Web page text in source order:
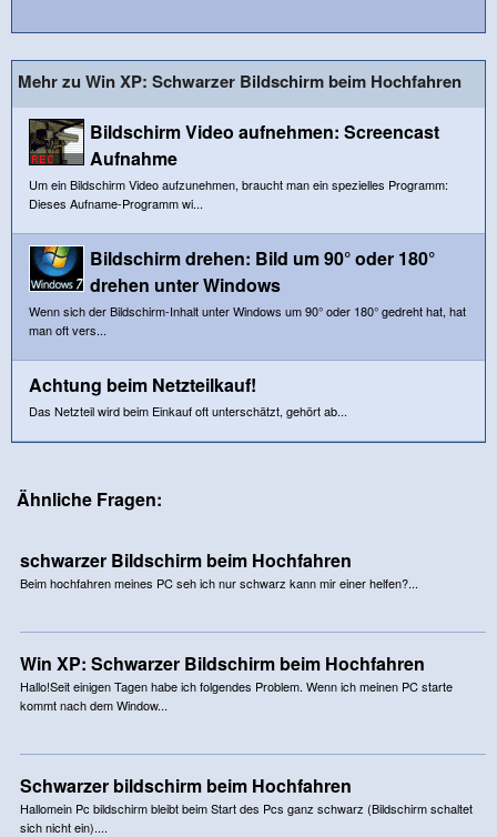
Mehr zu Win XP: Schwarzer Bildschirm beim Hochfahren
Bildschirm Video aufnehmen: Screencast
Aufnahme
Um ein Bildschirm Video aufzunehmen, braucht man ein spezielles Programm:
Dieses Aufname-Programm wi...
Bildschirm drehen: Bild um 90° oder 180°
drehen unter Windows
Wenn sich der Bildschirm-Inhalt unter Windows um 90° oder 180° gedreht hat, hat
man oft vers...
Achtung beim Netzteilkauf!
Das Netzteil wird beim Einkauf oft unterschätzt, gehört ab...
Ähnliche Fragen:
schwarzer Bildschirm beim Hochfahren
Beim hochfahren meines PC seh ich nur schwarz kann mir einer helfen?...
Win XP: Schwarzer Bildschirm beim Hochfahren
Hallo!Seit einigen Tagen habe ich folgendes Problem. Wenn ich meinen PC starte
kommt nach dem Window...
Schwarzer bildschirm beim Hochfahren
Hallomein Pc bildschirm bleibt beim Start des Pcs ganz schwarz (Bildschirm schaltet
sich nicht ein)....